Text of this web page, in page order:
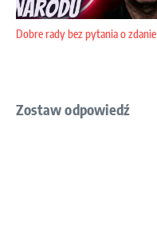
Dobre rady bez pytania o zdanie
Zostaw odpowiedź